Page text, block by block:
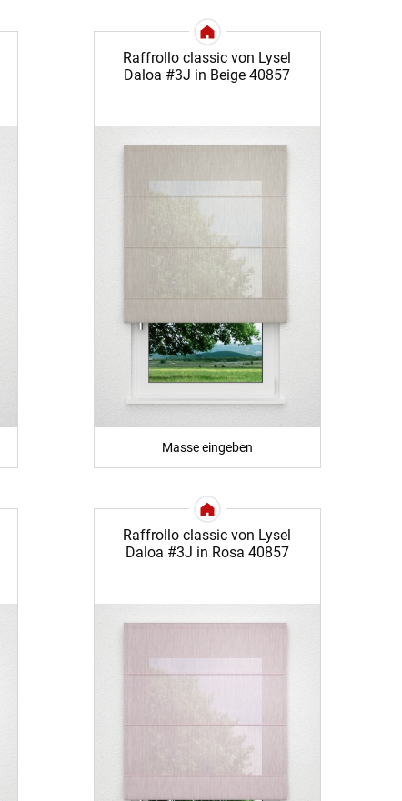
Raffrollo classic von Lysel
Daloa #3J in Beige 40857
Masse eingeben
Raffrollo classic von Lysel
Daloa #3J in Rosa 40857